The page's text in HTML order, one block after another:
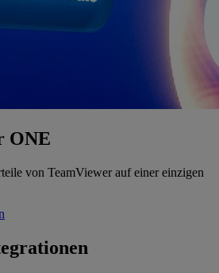
ONE
von TeamViewer auf einer einzigen